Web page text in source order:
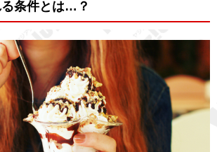
条件とは…？